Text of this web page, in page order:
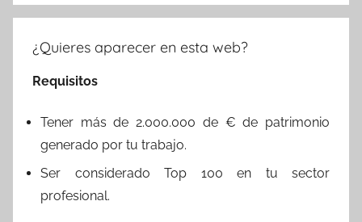
¿Quieres aparecer en esta web?
Requisitos
Tener más de 2.000.000 de € de patrimonio
generado por tu trabajo.
Ser considerado Top 100 en tu sector
profesional.